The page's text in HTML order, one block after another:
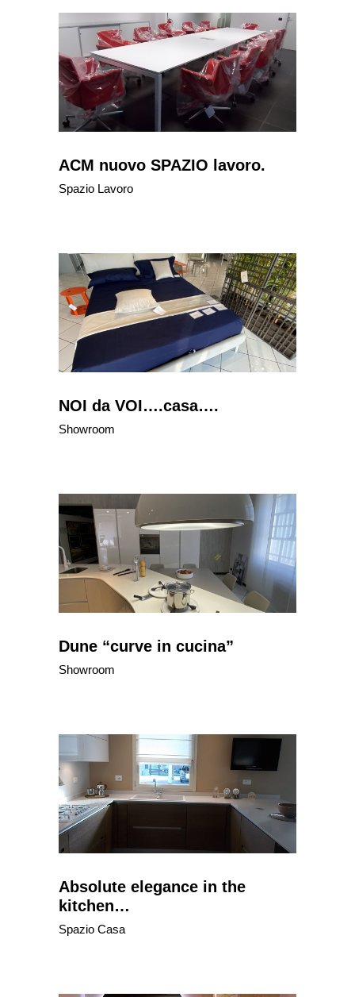
ACM nuovo SPAZIO lavoro.
Spazio Lavoro
NOI da VOI….casa….
Showroom
Dune “curve in cucina”
Showroom
Absolute elegance in the
kitchen…
Spazio Casa